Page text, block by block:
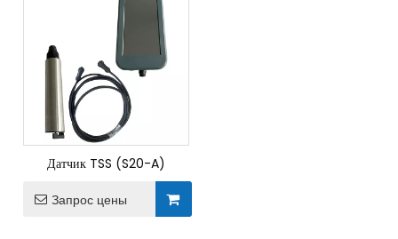
Датчик TSS (S20-A)
Запрос цены